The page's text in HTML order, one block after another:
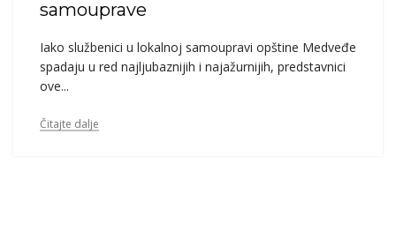
samouprave
Iako službenici u lokalnoj samoupravi opštine Medveđe
spadaju u red najljubaznijih i najažurnijih, predstavnici
ove...
Čitajte dalje